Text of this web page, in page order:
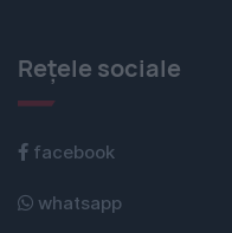
Rețele sociale
facebook
whatsapp